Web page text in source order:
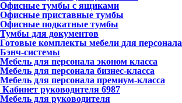
Офисные тумбы с ящиками
Офисные приставные тумбы
Офисные подкатные тумбы
Тумбы для документов
Готовые комплекты мебели для персонала
Бэнч-системы
Мебель для персонала эконом класса
Мебель для персонала бизнес-класса
Мебель для персонала премиум-класса
Кабинет руководителя 6987
Мебель для руководителя